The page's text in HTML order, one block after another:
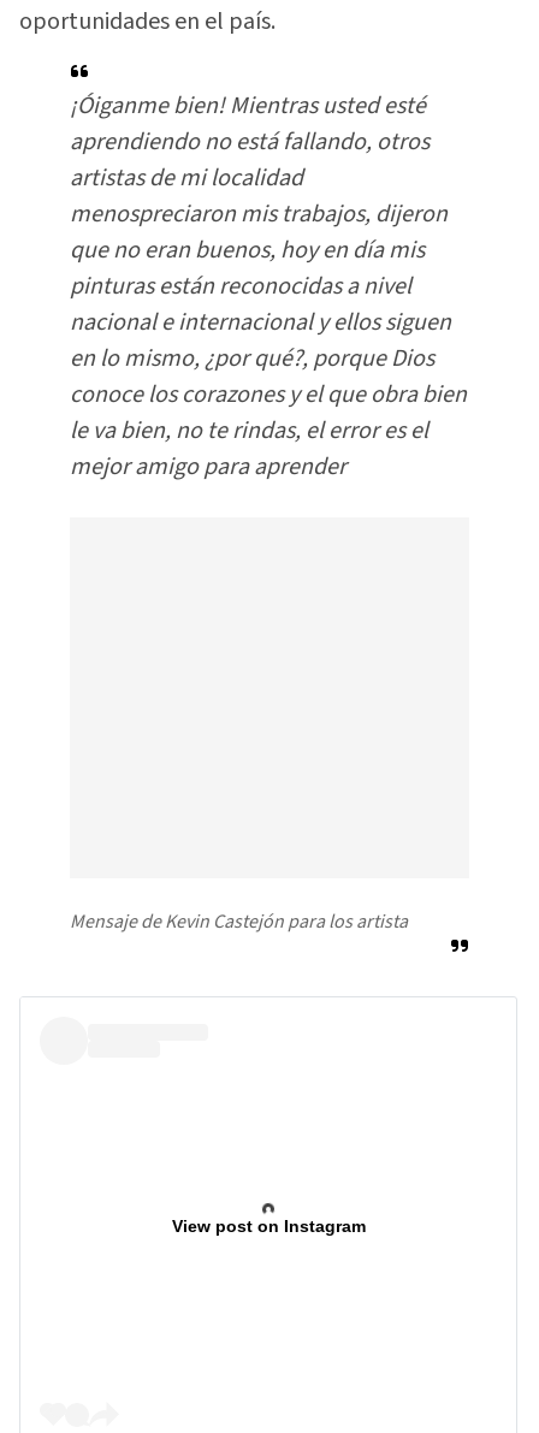
oportunidades en el país.
¡Óiganme bien! Mientras usted esté
aprendiendo no está fallando, otros
artistas de mi localidad
menospreciaron mis trabajos, dijeron
que no eran buenos, hoy en día mis
pinturas están reconocidas a nivel
nacional e internacional y ellos siguen
en lo mismo, ¿por qué?, porque Dios
conoce los corazones y el que obra bien
le va bien, no te rindas, el error es el
mejor amigo para aprender
Mensaje de Kevin Castejón para los artista
View post on Instagram